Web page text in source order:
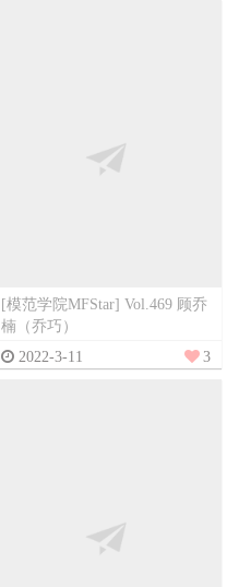
[模范学院MFStar] Vol.469 顾乔
楠（乔巧）
2022-3-11
3